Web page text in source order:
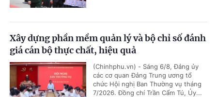
Xây dựng phần mềm quản lý và bộ chỉ số đánh
giá cán bộ thực chất, hiệu quả
(Chinhphu.vn) - Sáng 6/8, Đảng ủy
các cơ quan Đảng Trung ương tổ
chức Hội nghị Ban Thường vụ tháng
7/2026. Đồng chí Trần Cẩm Tú, Ủy...